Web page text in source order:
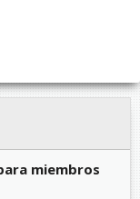
miembros